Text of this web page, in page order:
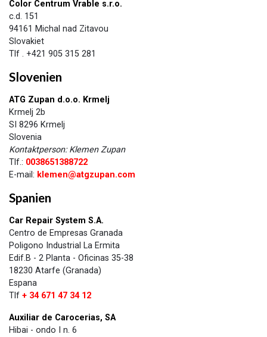
Color Centrum Vrable s.r.o.
c.d. 151
94161 Michal nad Zitavou
Slovakiet
Tlf . +421 905 315 281
Slovenien
ATG Zupan d.o.o. Krmelj
Krmelj 2b
SI 8296 Krmelj
Slovenia
Kontaktperson: Klemen Zupan
Tlf.: 0038651388722
E-mail: klemen@atgzupan.com
Spanien​
Car Repair System S.A.
Centro de Empresas Granada
Poligono Industrial La Ermita
Edif.B - 2 Planta - Oficinas 35-38
18230 Atarfe (Granada)
Espana
Tlf + 34 671 47 34 12
Auxiliar de Carocerias, SA
Hibai - ondo I n. 6